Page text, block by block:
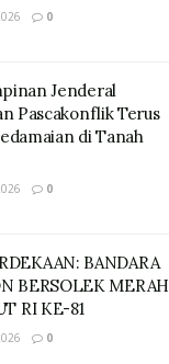
0
Jenderal
Pascakonflik Terus
di Tanah
0
BANDARA
BERSOLEK MERAH
RI KE-81
0